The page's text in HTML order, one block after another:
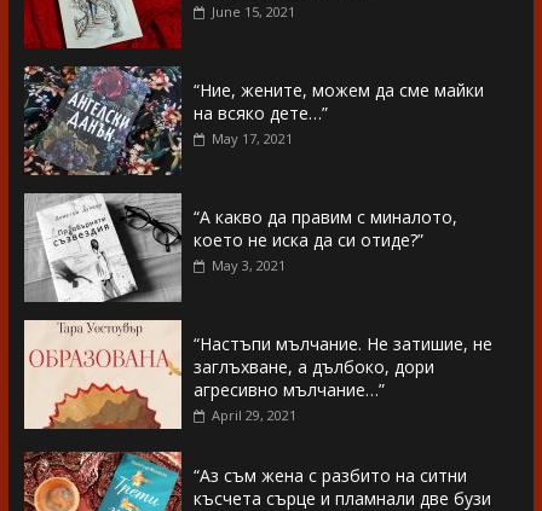
June 15, 2021
“Ние, жените, можем да сме майки
на всяко дете…”
May 17, 2021
“А какво да правим с миналото,
което не иска да си отиде?”
May 3, 2021
“Настъпи мълчание. Не затишие, не
заглъхване, а дълбоко, дори
агресивно мълчание…”
April 29, 2021
“Аз съм жена с разбито на ситни
късчета сърце и пламнали две бузи